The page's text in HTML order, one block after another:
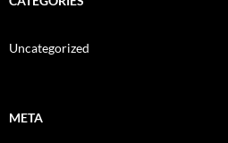
Uncategorized
META